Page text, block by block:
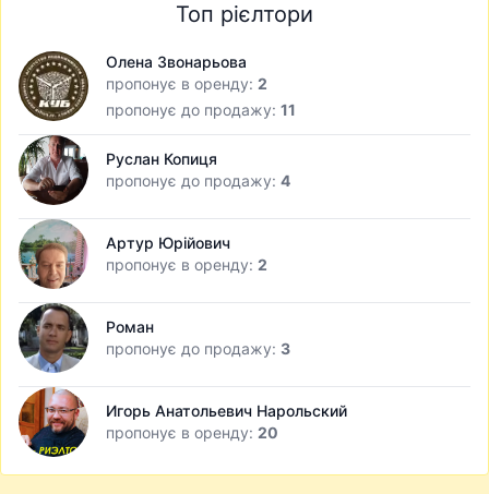
Топ рієлтори
Олена Звонарьова
пропонує в оренду: 2
пропонує до продажу: 11
Руслан Копиця
пропонує до продажу: 4
Артур Юрійович
пропонує в оренду: 2
Роман
пропонує до продажу: 3
Игорь Анатольевич Нарольский
пропонує в оренду: 20